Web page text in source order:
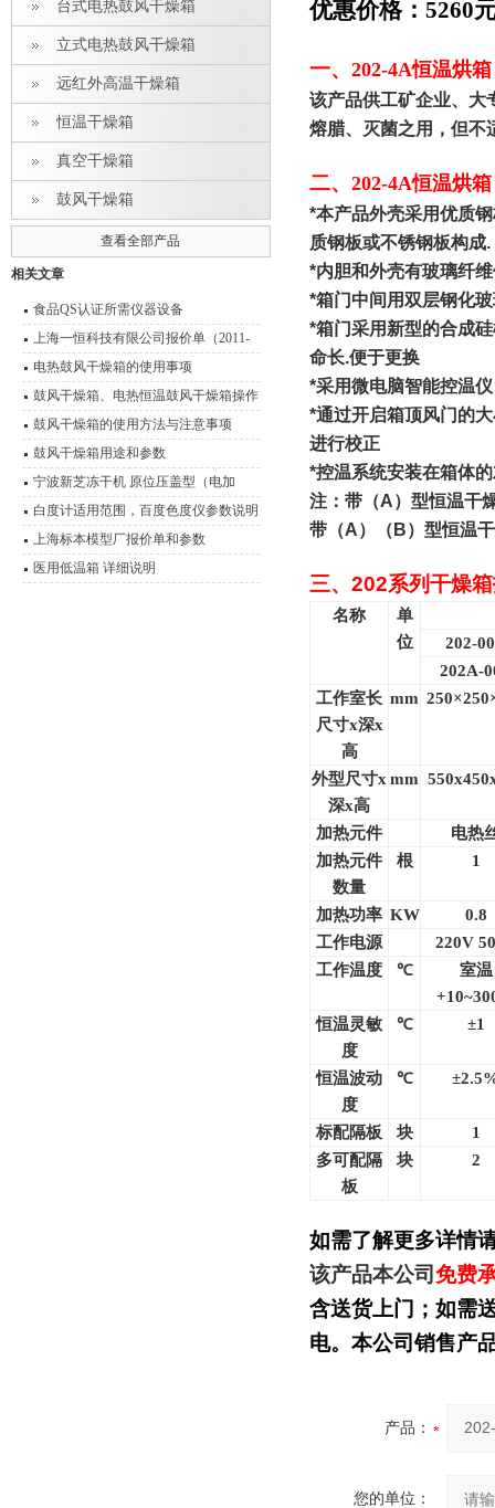
台式电热鼓风干燥箱
立式电热鼓风干燥箱
远红外高温干燥箱
恒温干燥箱
真空干燥箱
鼓风干燥箱
查看全部产品
相关文章
食品QS认证所需仪器设备
上海一恒科技有限公司报价单（2011-
2012）
电热鼓风干燥箱的使用事项
鼓风干燥箱、电热恒温鼓风干燥箱操作
技术 性能特点
鼓风干燥箱的使用方法与注意事项
鼓风干燥箱用途和参数
宁波新芝冻干机 原位压盖型（电加
热）冷冻干燥机
白度计适用范围，百度色度仪参数说明
书
上海标本模型厂报价单和参数
医用低温箱 详细说明
优惠价格：5260
一、 202-4A恒温烘
该产品供工矿企业、大
熔腊、灭菌之用，但不
二、 202-4A恒温烘
*本产品外壳采用优质
质钢板或不锈钢板构成.
*内胆和外壳有玻璃纤
*箱门中间用双层钢化
*箱门采用新型的合成
命长.便于更换
*采用微电脑智能控温
*通过开启箱顶风门的
进行校正
*控温系统安装在箱体
注：带（A）型恒温干
带（A）（ B）型恒温
三、 202系列干燥
名称
单
位
202-
202A-
工作室长
尺寸x深x
高
mm 250
外型尺寸x
深x高
mm
加热元件
电热
加热元件
数量
根 1
加热功率 KW
0.8
工作电源
220V
工作温度
℃
室温
恒温灵敏
度
℃ ±1
恒温波动
度
℃
标配隔板 块
1
多可配隔
板
块 2
如需了解更多详情
该产品本公司免费
含送货上门；如需
电。本公司销售产
产品：
您的单位：